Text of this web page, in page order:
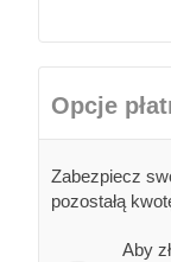
Opcje
Zabezpiecz
pozostałą
Aby